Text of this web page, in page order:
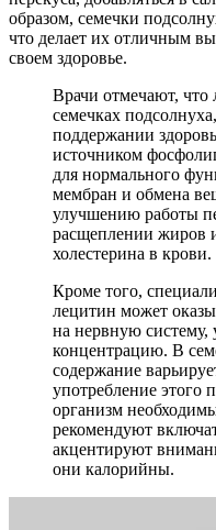
образом, семечки
что делает их отличным
своем здоровье.
Врачи отмечают,
семечках
поддержании
источником
для нормального
мембран и обмена
улучшению работы
расщеплении жиров
холестерина в крови.
Кроме того,
лецитин может
на нервную систему,
концентрацию. В
содержание
употребление этого
организм
рекомендуют
акцентируют
они калорийны.